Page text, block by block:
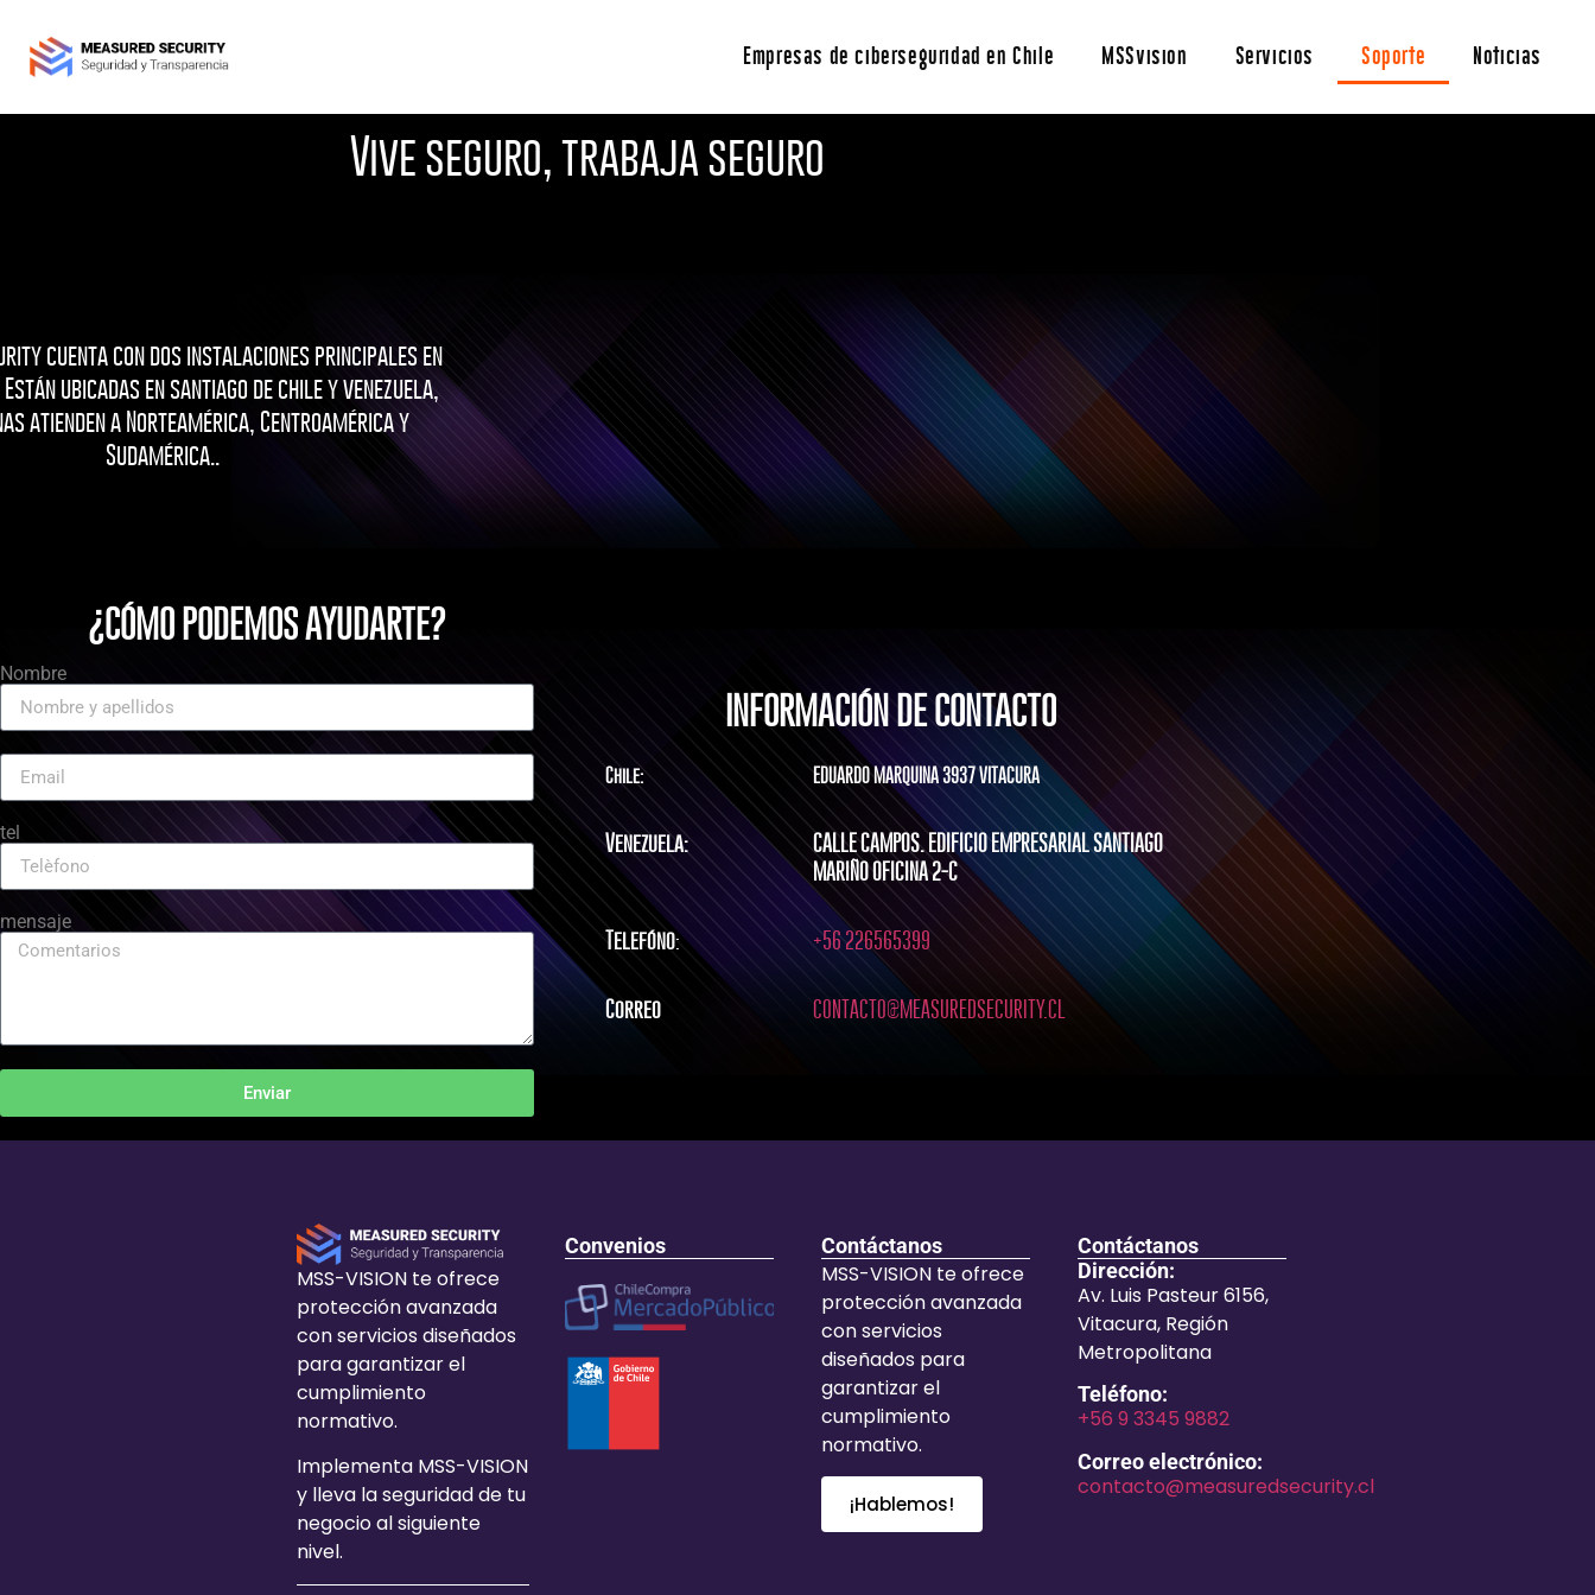
Empresas de ciberseguridad en Chile MSSvision Servicios Soporte Noticias
Vive seguro, trabaja seguro
cuenta con dos instalaciones principales en
ubicadas en santiago de chile y venezuela,
atienden a Norteamérica, Centroamérica y
Sudamérica..
¿CÓMO PODEMOS AYUDARTE?
Nombre
tel
mensaje
Enviar
INFORMACIÓN DE CONTACTO
Chile: EDUARDO MARQUINA 3937 VITACURA
Venezuela:
CALLE CAMPOS. EDIFICIO EMPRESARIAL SANTIAGO
MARIÑO OFICINA 2-C
Telefóno: +56 226565399
Correo CONTACTO@MEASUREDSECURITY.CL
MSS-VISION te ofrece
protección avanzada
con servicios diseñados
para garantizar el
cumplimiento
normativo.
Implementa MSS-VISION
y lleva la seguridad de tu
negocio al siguiente
nivel.
Convenios Contáctanos
MSS-VISION te ofrece
protección avanzada
con servicios
diseñados para
garantizar el
cumplimiento
normativo.
¡Hablemos!
Contáctanos
Dirección:
Av. Luis Pasteur 6156,
Vitacura, Región
Metropolitana
Teléfono:
+56 9 3345 9882
Correo electrónico:
contacto@measuredsecurity.cl